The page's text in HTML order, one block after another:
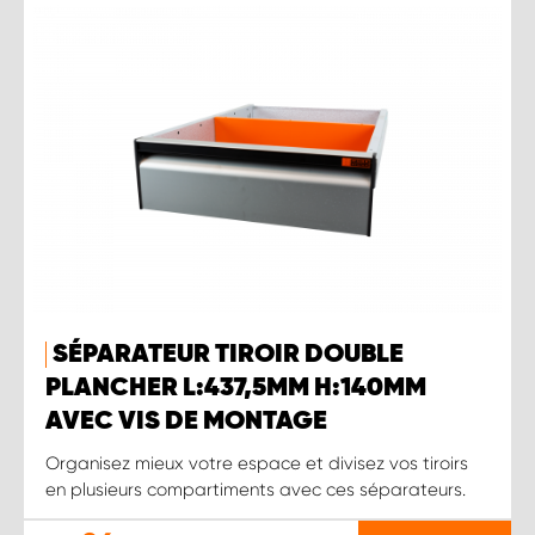
SÉPARATEUR TIROIR DOUBLE
PLANCHER L:437,5MM H:140MM
AVEC VIS DE MONTAGE
Organisez mieux votre espace et divisez vos tiroirs
en plusieurs compartiments avec ces séparateurs.